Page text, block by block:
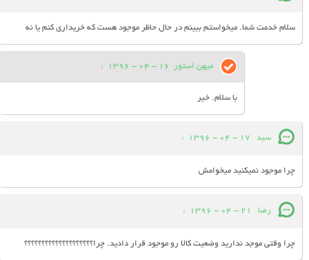
سلام خدمت شما. میخواستم ببینم در حال حاظر موجود هست که خریداری کنم یا نه
میهن استور 16 - 04 - 1396
:
با سلام. خیر
سید 17 - 04 - 1396
:
چرا موجود نمیکنید میخوامش
رضا 21 - 04 - 1396
:
چرا وقتی موجد ندارید وضعیت کالا رو موجود قرار دادید. چرا؟؟؟؟؟؟؟؟؟؟؟؟؟؟؟؟؟؟؟؟